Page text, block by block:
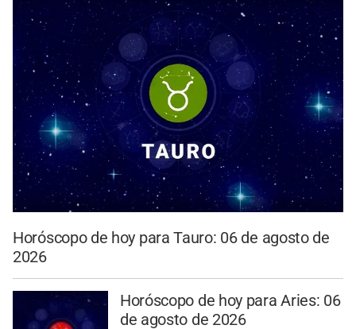
Horóscopo de hoy para Tauro: 06 de agosto de
2026
Horóscopo de hoy para Aries: 06
de agosto de 2026